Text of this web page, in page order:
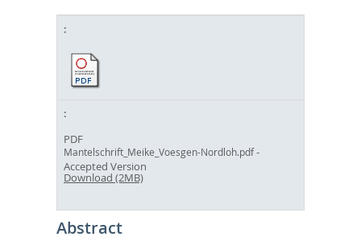
PDF
Mantelschrift_Meike_Voesgen-Nordloh.pdf-
Accepted Version
Download (2MB)
Abstract